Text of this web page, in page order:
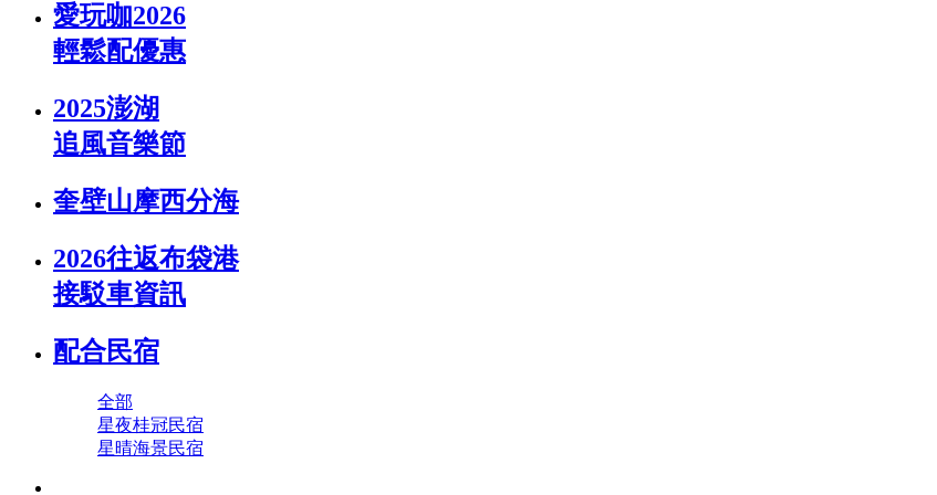
愛玩咖2026
輕鬆配優惠
2025澎湖
追風音樂節
奎壁山摩西分海
2026往返布袋港
接駁車資訊
配合民宿
全部
星夜桂冠民宿
星晴海景民宿